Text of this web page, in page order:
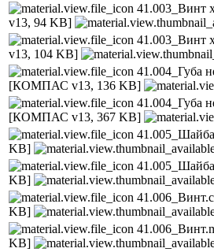
41.003_Винт
v13, 94 KB]
41.003_Винт
v13, 104 KB]
41.004_Губа
[КОМПАС v13, 136 KB]
41.004_Губа
[КОМПАС v13, 367 KB]
KB]
KB]
KB]
KB]